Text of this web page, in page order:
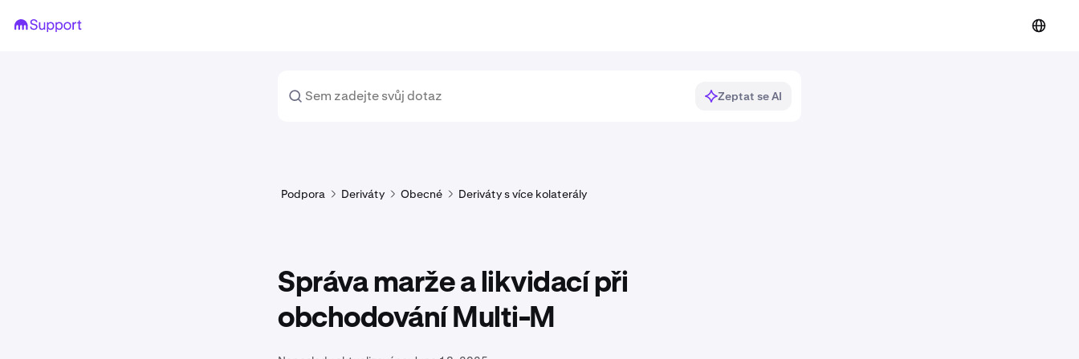
Zeptat se AI
Podpora Deriváty Obecné Deriváty s více kolaterály
Správa marže a likvidací při
obchodování Multi-M